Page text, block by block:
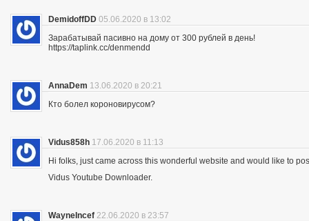
DemidoffDD 05.06.2020 в 13:02
Зарабатывай пасивно на дому от 300 рублей в день!
https://taplink.cc/denmendd
AnnaDem 13.06.2020 в 20:21
Кто болел короновирусом?
Vidus858h 17.06.2020 в 11:13
Hi folks, just came across this wonderful website and would like to
Vidus Youtube Downloader.
WayneIncef 22.06.2020 в 23:57